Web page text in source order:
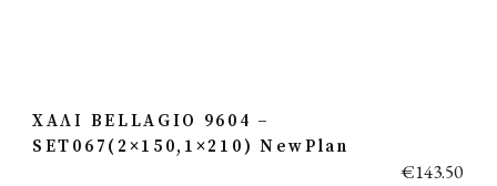
ΧΑΛΙ BELLAGIO 9604 –
SET067(2×150,1×210) NewPlan
€143.50